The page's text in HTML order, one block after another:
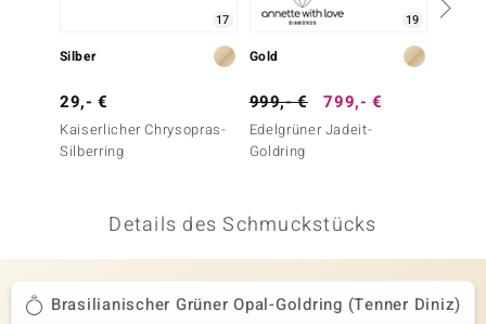
BY DE MELO
17
Silber
29,- €
Kaiserlicher Chrysopras-
Silberring
19
Gold
999,- € 799,- €
Edelgrüner Jadeit-
Goldring
Details des Schmuckstücks
Brasilianischer Grüner Opal-Goldring (Tenner Diniz)